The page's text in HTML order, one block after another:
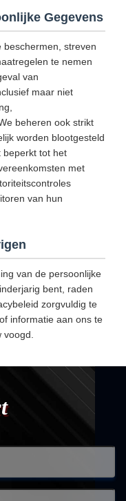
Gegevens
beschermen, streven
te nemen
van
maar niet
beheren ook strikt
worden blootgesteld
beperkt tot het
met
van hun
van de persoonlijke
bent, raden
zorgvuldig te
informatie aan ons te